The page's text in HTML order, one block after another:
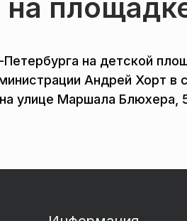
на
на детской
Андрей Хорт в
улице Маршала Блюхера,